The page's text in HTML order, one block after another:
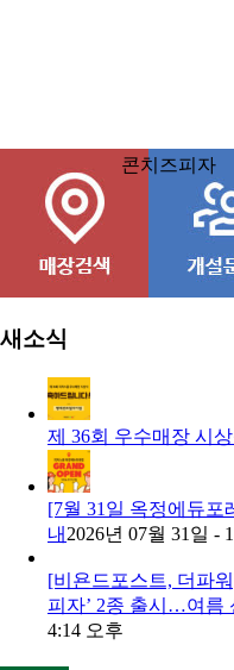
새소식
제 36회 우수매장 시
[7월 31일 옥정에듀포
내 2026년 07월 31일 -
[비욘드포스트, 더파
피자’ 2종 출시…여름
4:14 오후